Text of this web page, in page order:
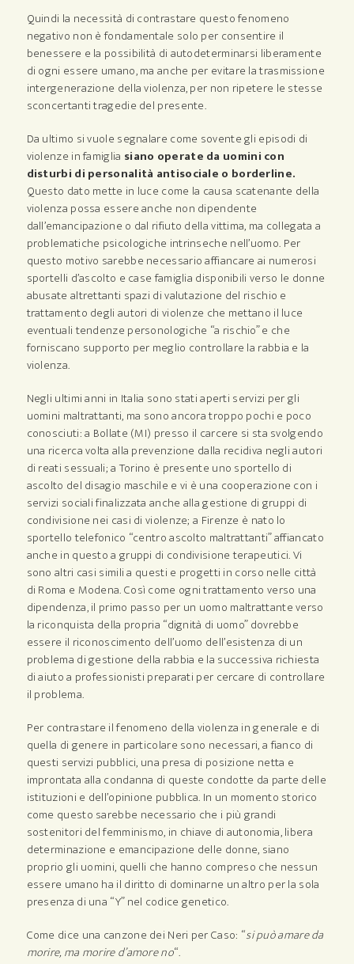
Quindi la necessità di contrastare questo fenomeno
negativo non è fondamentale solo per consentire il
benessere e la possibilità di autodeterminarsi liberamente
di ogni essere umano, ma anche per evitare la trasmissione
intergenerazione della violenza, per non ripetere le stesse
sconcertanti tragedie del presente.
Da ultimo si vuole segnalare come sovente gli episodi di
violenze in famiglia siano operate da uomini con
disturbi di personalità antisociale o borderline.
Questo dato mette in luce come la causa scatenante della
violenza possa essere anche non dipendente
dall’emancipazione o dal rifiuto della vittima, ma collegata a
problematiche psicologiche intrinseche nell’uomo. Per
questo motivo sarebbe necessario affiancare ai numerosi
sportelli d’ascolto e case famiglia disponibili verso le donne
abusate altrettanti spazi di valutazione del rischio e
trattamento degli autori di violenze che mettano il luce
eventuali tendenze personologiche “a rischio” e che
forniscano supporto per meglio controllare la rabbia e la
violenza.
Negli ultimi anni in Italia sono stati aperti servizi per gli
uomini maltrattanti, ma sono ancora troppo pochi e poco
conosciuti: a Bollate (MI) presso il carcere si sta svolgendo
una ricerca volta alla prevenzione dalla recidiva negli autori
di reati sessuali; a Torino è presente uno sportello di
ascolto del disagio maschile e vi è una cooperazione con i
servizi sociali finalizzata anche alla gestione di gruppi di
condivisione nei casi di violenze; a Firenze è nato lo
sportello telefonico “centro ascolto maltrattanti” affiancato
anche in questo a gruppi di condivisione terapeutici. Vi
sono altri casi simili a questi e progetti in corso nelle città
di Roma e Modena. Così come ogni trattamento verso una
dipendenza, il primo passo per un uomo maltrattante verso
la riconquista della propria “dignità di uomo” dovrebbe
essere il riconoscimento dell’uomo dell’esistenza di un
problema di gestione della rabbia e la successiva richiesta
di aiuto a professionisti preparati per cercare di controllare
il problema.
Per contrastare il fenomeno della violenza in generale e di
quella di genere in particolare sono necessari, a fianco di
questi servizi pubblici, una presa di posizione netta e
improntata alla condanna di queste condotte da parte delle
istituzioni e dell’opinione pubblica. In un momento storico
come questo sarebbe necessario che i più grandi
sostenitori del femminismo, in chiave di autonomia, libera
determinazione e emancipazione delle donne, siano
proprio gli uomini, quelli che hanno compreso che nessun
essere umano ha il diritto di dominarne un altro per la sola
presenza di una “Y” nel codice genetico.
Come dice una canzone dei Neri per Caso: “si può amare da
morire, ma morire d’amore no“.